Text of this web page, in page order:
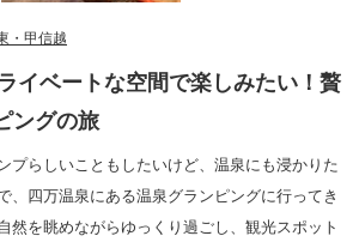
・甲信越
イベートな空間で楽しみたい！贅
ングの旅
プらしいこともしたいけど、温泉にも浸かりた
、四万温泉にある温泉グランピングに行ってき
然を眺めながらゆっくり過ごし、観光スポット